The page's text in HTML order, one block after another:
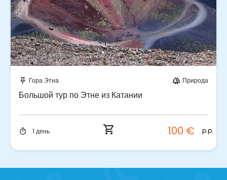
push_pin Гора Этна forest Природа
Большой тур по Этне из Катании
timer 1 день shopping_cart 100 € p.p.